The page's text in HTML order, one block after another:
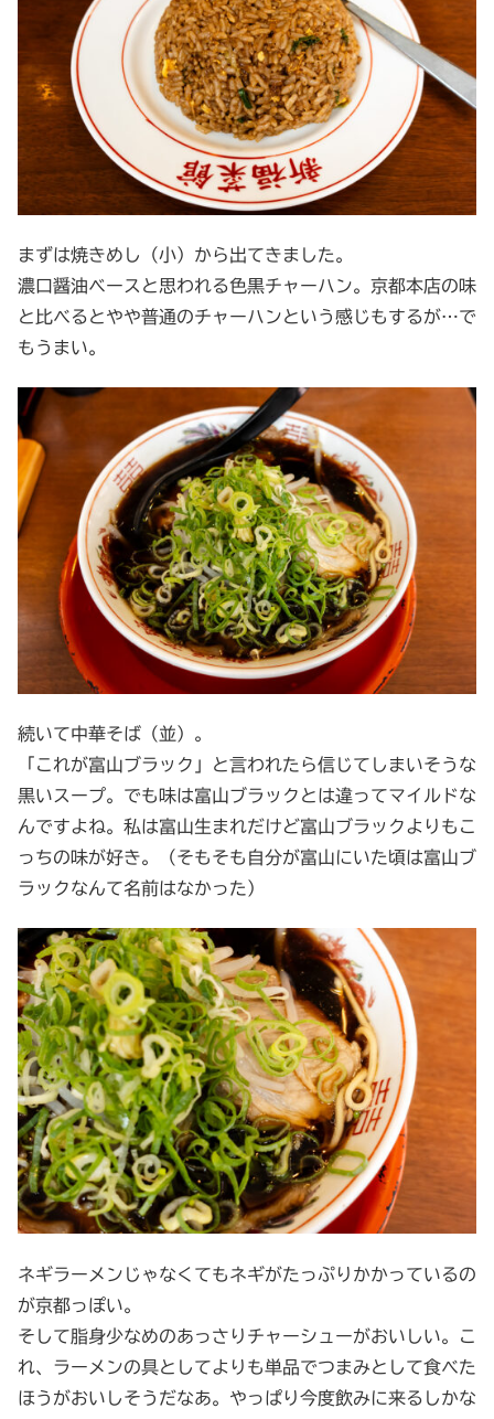
まずは焼きめし（小）から出てきました。
濃口醤油ベースと思われる色黒チャーハン。京都本店の味
と比べるとやや普通のチャーハンという感じもするが…で
もうまい。
続いて中華そば（並）。
「これが富山ブラック」と言われたら信じてしまいそうな
黒いスープ。でも味は富山ブラックとは違ってマイルドな
んですよね。私は富山生まれだけど富山ブラックよりもこ
っちの味が好き。（そもそも自分が富山にいた頃は富山ブ
ラックなんて名前はなかった）
ネギラーメンじゃなくてもネギがたっぷりかかっているの
が京都っぽい。
そして脂身少なめのあっさりチャーシューがおいしい。こ
れ、ラーメンの具としてよりも単品でつまみとして食べた
ほうがおいしそうだなあ。やっぱり今度飲みに来るしかな